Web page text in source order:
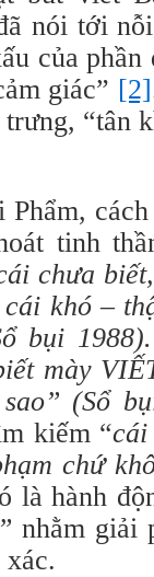
nói tới
của
giác” [2]
“tân
tinh
chưa
khó –
bụi
mày
(Sổ
kiếm “
chứ
là hành
nhằm giải